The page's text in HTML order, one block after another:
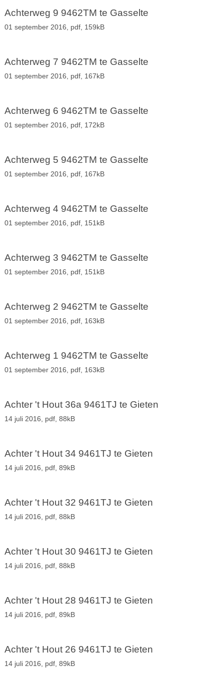
Achterweg 9 9462TM te Gasselte
01 september 2016, pdf, 159kB
Achterweg 7 9462TM te Gasselte
01 september 2016, pdf, 167kB
Achterweg 6 9462TM te Gasselte
01 september 2016, pdf, 172kB
Achterweg 5 9462TM te Gasselte
01 september 2016, pdf, 167kB
Achterweg 4 9462TM te Gasselte
01 september 2016, pdf, 151kB
Achterweg 3 9462TM te Gasselte
01 september 2016, pdf, 151kB
Achterweg 2 9462TM te Gasselte
01 september 2016, pdf, 163kB
Achterweg 1 9462TM te Gasselte
01 september 2016, pdf, 163kB
Achter 't Hout 36a 9461TJ te Gieten
14 juli 2016, pdf, 88kB
Achter 't Hout 34 9461TJ te Gieten
14 juli 2016, pdf, 89kB
Achter 't Hout 32 9461TJ te Gieten
14 juli 2016, pdf, 88kB
Achter 't Hout 30 9461TJ te Gieten
14 juli 2016, pdf, 88kB
Achter 't Hout 28 9461TJ te Gieten
14 juli 2016, pdf, 89kB
Achter 't Hout 26 9461TJ te Gieten
14 juli 2016, pdf, 89kB